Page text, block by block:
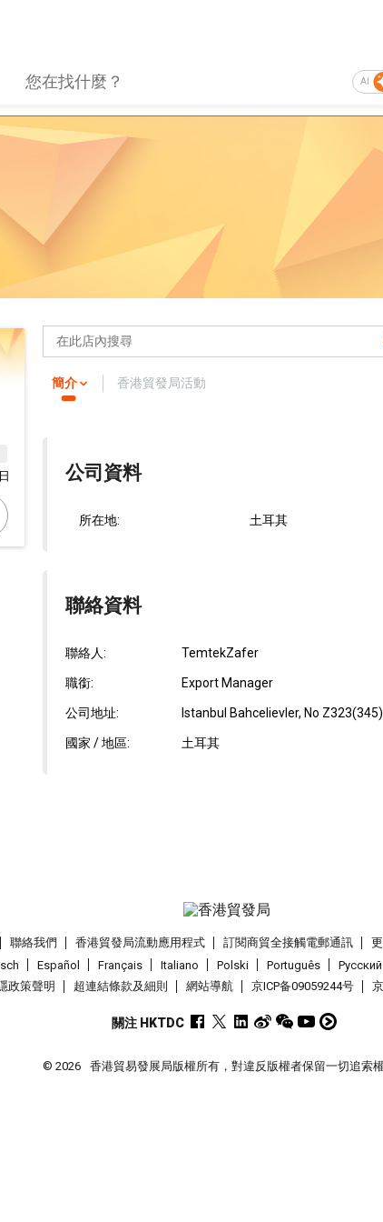
AI
簡介 香港貿發局活動
公司資料
所在地: 土耳其
聯絡資料
聯絡人: TemtekZafer
職銜: Export Manager
公司地址: Istanbul Bahcelievler, No
國家 / 地區: 土耳其
聯絡我們 香港貿發局流動應用程式 訂閱商貿全接觸電郵通訊
Español Français Italiano Polski Português Pусский
政策聲明 超連結條款及細則 網站導航 京ICP备09059244号
關注 HKTDC
© 2026 香港貿易發展局版權所有，對違反版權者保留一切追索權